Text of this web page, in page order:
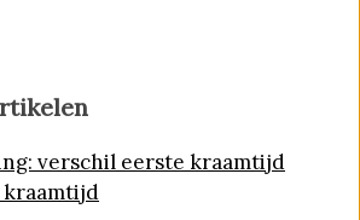
verschil eerste kraamtijd
kraamtijd